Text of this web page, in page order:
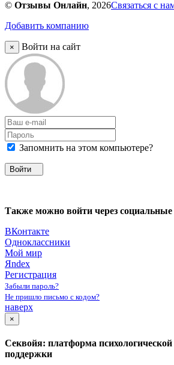
© Отзывы Онлайн, 2026Связаться с
Добавить компанию
× Войти на сайт
Запомнить на этом компьютере?
Войти
Также можно войти через социальные
ВКонтакте
Одноклассники
Мой мир
Яndex
Регистрация
Забыли пароль?
Не пришло письмо с кодом?
наверх
×
Секвойя: платформа
поддержки